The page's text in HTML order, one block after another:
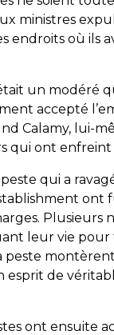
ministres
endroits où ils
un modéré
accepté
Calamy, lui-
qui ont enfreint
qui a
ont
Plusieurs
leur vie
peste
esprit de
ont ensuite